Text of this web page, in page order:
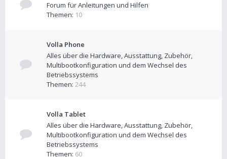
Forum für Anleitungen und Hilfen
Themen: 10
Volla Phone
Alles über die Hardware, Ausstattung, Zubehör,
Multibootkonfiguration und dem Wechsel des
Betriebssystems
Themen: 244
Volla Tablet
Alles über die Hardware, Ausstattung, Zubehör,
Multibootkonfiguration und dem Wechsel des
Betriebssystems
Themen: 60